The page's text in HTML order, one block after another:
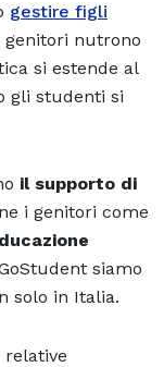
gestire figli
genitori nutrono
si estende al
gli studenti si
il supporto di
i genitori come
siamo
solo in Italia.
relative